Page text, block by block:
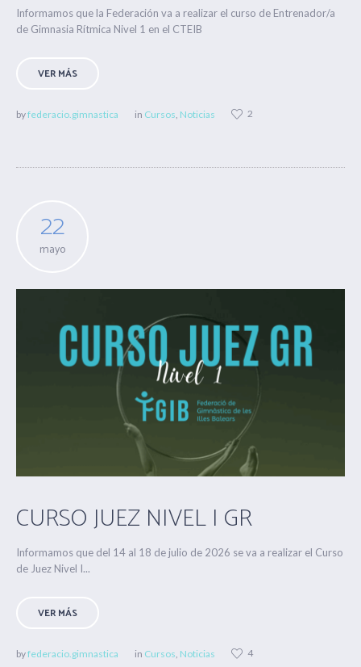
Informamos que la Federación va a realizar el curso de Entrenador/a
de Gimnasia Rítmica Nivel 1 en el CTEIB
VER MÁS
byfederacio.gimnastica in Cursos Noticias 2
22
mayo
CURSO JUEZ NIVEL I GR
Informamos que del 14 al 18 de julio de 2026 se va a realizar el Curso
de Juez Nivel I...
VER MÁS
byfederacio.gimnastica in Cursos Noticias 4